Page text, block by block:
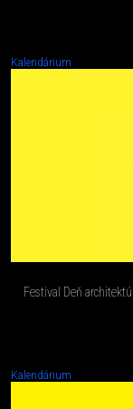
Kalendárium
Festival Deň
Kalendárium